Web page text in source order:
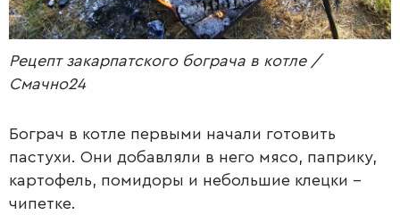
Рецепт закарпатского бограча в котле /
Смачно24
Бограч в котле первыми начали готовить
пастухи. Они добавляли в него мясо, паприку,
картофель, помидоры и небольшие клецки –
чипетке.